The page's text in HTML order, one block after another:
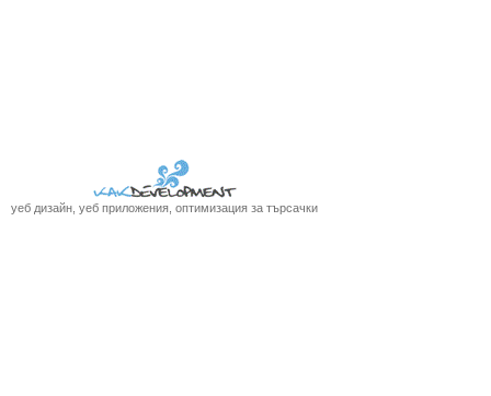
уеб дизайн, уеб приложения, оптимизация за търсачки